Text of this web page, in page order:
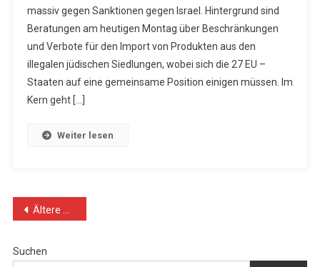
massiv gegen Sanktionen gegen Israel. Hintergrund sind
Beratungen am heutigen Montag über Beschränkungen
und Verbote für den Import von Produkten aus den
illegalen jüdischen Siedlungen, wobei sich die 27 EU –
Staaten auf eine gemeinsame Position einigen müssen. Im
Kern geht […]
Weiter lesen
Beitragsnavigation
Ältere Beiträge
Suchen